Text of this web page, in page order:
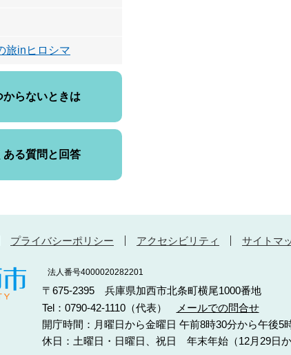
旅inヒロシマ
からないときは
ある質問と回答
プライバシーポリシー アクセシビリティ サイトマ
法人番号4000020282201
〒675-2395 兵庫県加西市北条町横尾1000番地
Tel：0790-42-1110（代表）
メールでの問合せ
開庁時間：月曜日から金曜日 午前8時30分から午後5
休日：土曜日・日曜日、祝日 年末年始（12月29日か